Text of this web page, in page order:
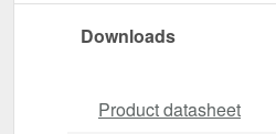
Downloads
Product datasheet